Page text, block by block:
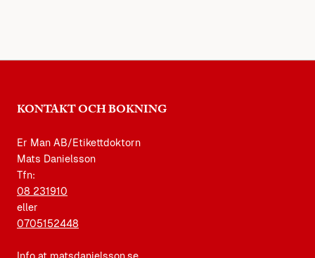
KONTAKT OCH BOKNING
Er Man AB/Etikettdoktorn
Mats Danielsson
Tfn:
08 231910
eller
0705152448